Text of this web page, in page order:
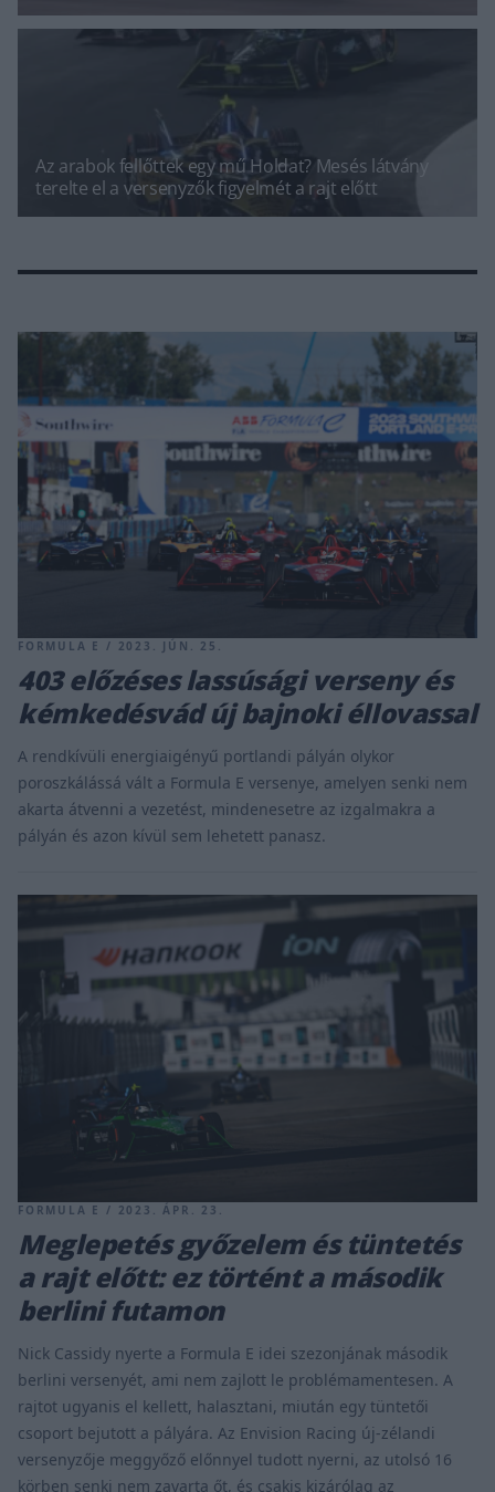
Az arabok fellőttek egy mű Holdat? Mesés látvány
terelte el a versenyzők figyelmét a rajt előtt
FORMULA E / 2023. JÚN. 25.
403 előzéses lassúsági verseny és
kémkedésvád új bajnoki éllovassal
A rendkívüli energiaigényű portlandi pályán olykor
poroszkálássá vált a Formula E versenye, amelyen senki nem
akarta átvenni a vezetést, mindenesetre az izgalmakra a
pályán és azon kívül sem lehetett panasz.
FORMULA E / 2023. ÁPR. 23.
Meglepetés győzelem és tüntetés
a rajt előtt: ez történt a második
berlini futamon
Nick Cassidy nyerte a Formula E idei szezonjának második
berlini versenyét, ami nem zajlott le problémamentesen. A
rajtot ugyanis el kellett, halasztani, miután egy tüntetői
csoport bejutott a pályára. Az Envision Racing új-zélandi
versenyzője meggyőző előnnyel tudott nyerni, az utolsó 16
körben senki nem zavarta őt, és csakis kizárólag az